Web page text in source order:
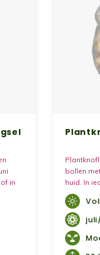
in
bollen
huid. In
paars
makkelijk
geteeld